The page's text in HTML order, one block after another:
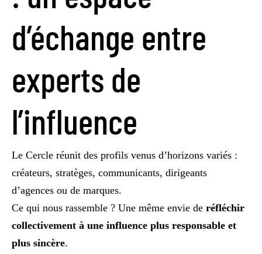
d’échange entre
experts de
l’influence
Le Cercle réunit des profils venus d’horizons variés :
créateurs, stratèges, communicants, dirigeants
d’agences ou de marques.
Ce qui nous rassemble ? Une même envie de réfléchir
collectivement à une influence plus responsable et
plus sincère.